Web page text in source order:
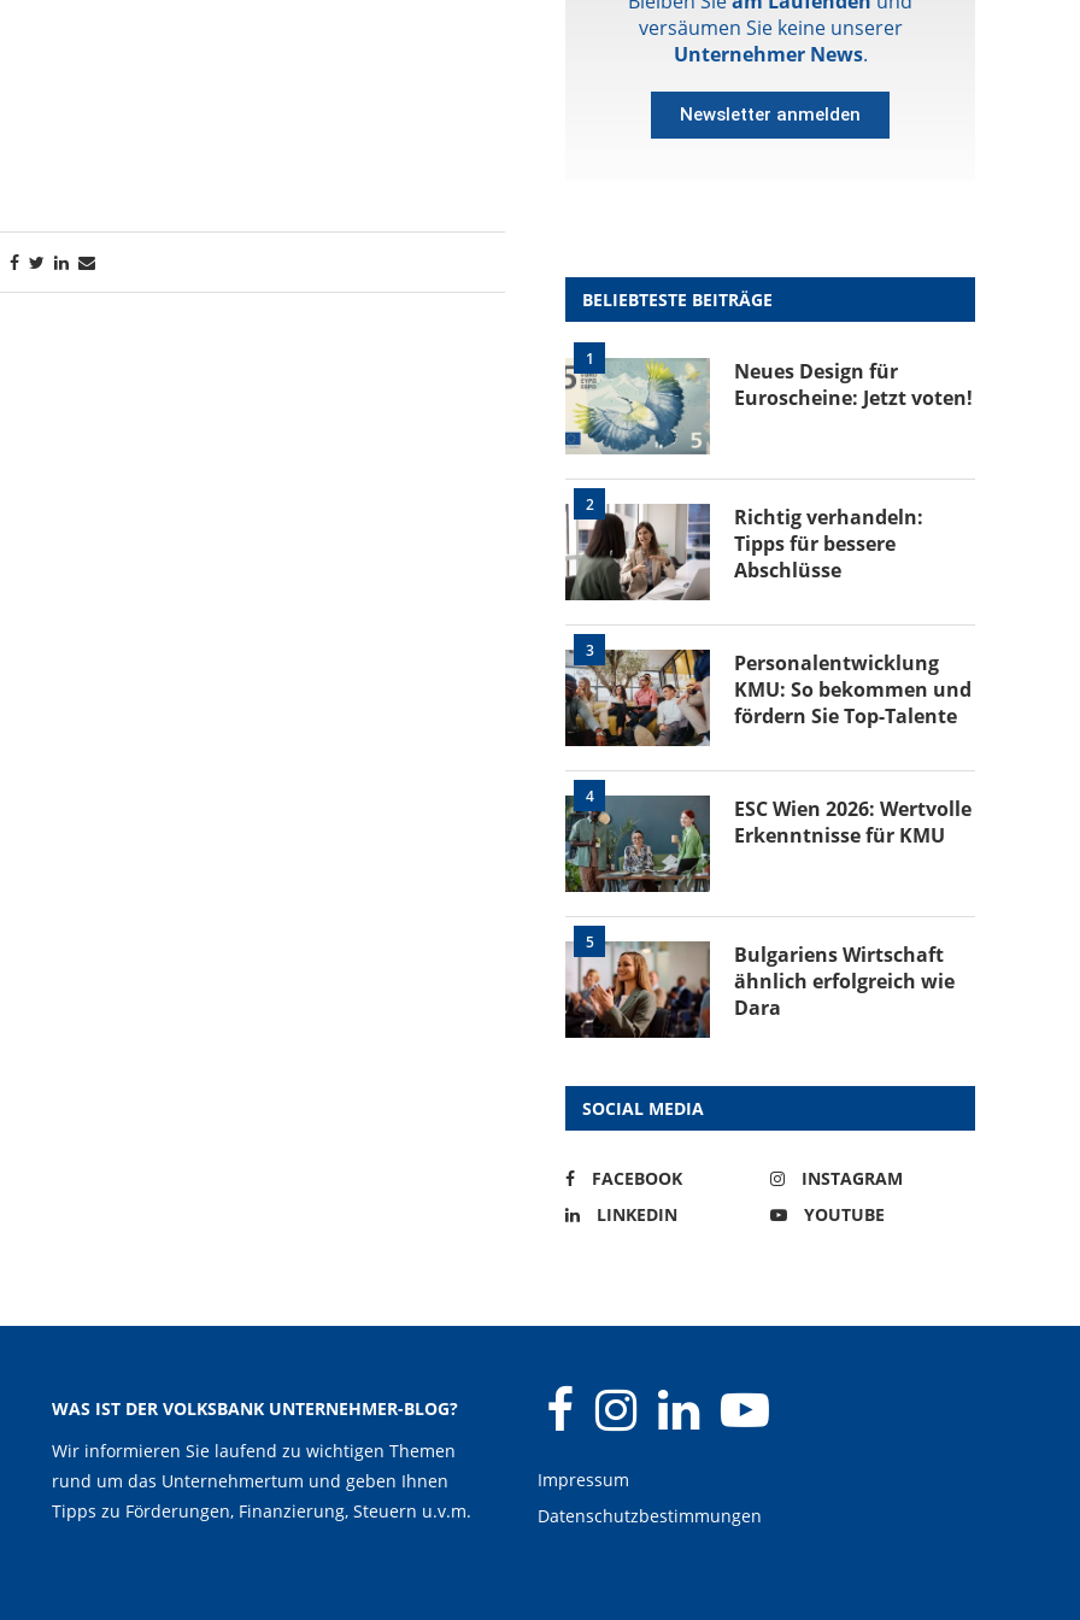
versäumen Sie keine unserer
Unternehmer News.
Newsletter anmelden
BELIEBTESTE BEITRÄGE
1
Neues Design für
Euroscheine: Jetzt voten!
2
Richtig verhandeln:
Tipps für bessere
Abschlüsse
3
Personalentwicklung
KMU: So bekommen und
fördern Sie Top-Talente
4
ESC Wien 2026: Wertvolle
Erkenntnisse für KMU
5
Bulgariens Wirtschaft
ähnlich erfolgreich wie
Dara
SOCIAL MEDIA
FACEBOOK
INSTAGRAM
LINKEDIN
YOUTUBE
WAS IST DER VOLKSBANK UNTERNEHMER-BLOG?
Wir informieren Sie laufend zu wichtigen Themen
rund um das Unternehmertum und geben Ihnen
Tipps zu Förderungen, Finanzierung, Steuern u.v.m.
Impressum
Datenschutzbestimmungen